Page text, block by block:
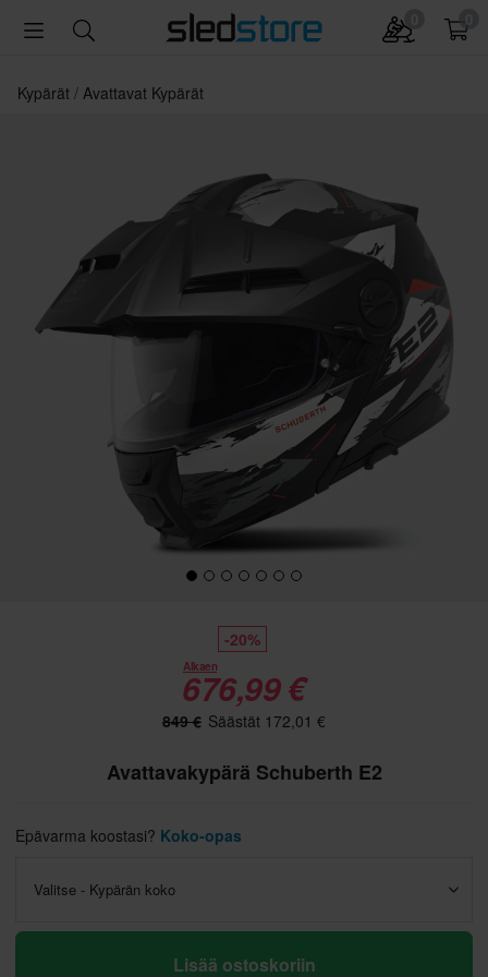
Kypärät Avattavat Kypärät
-20%
Alkaen
676,99 €
849 € Säästät 172,01 €
Avattavakypärä Schuberth E2
Epävarma koostasi? Koko-opas
Valitse - Kypärän koko
Lisää ostoskoriin